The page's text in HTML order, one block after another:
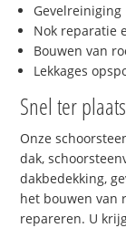
Gevelreiniging
Nok reparatie
Bouwen van
Lekkages
Snel ter
Onze
dak,
dakbedekking,
het bouwen van
repareren. U